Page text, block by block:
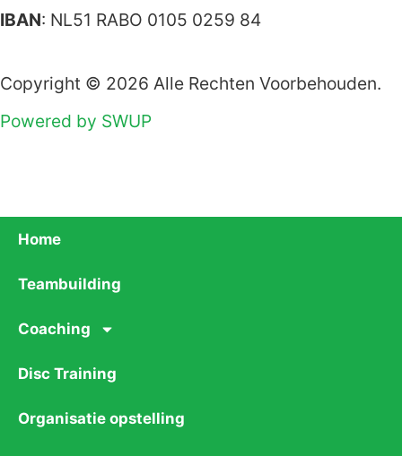
IBAN: NL51 RABO 0105 0259 84
Copyright © 2026 Alle Rechten Voorbehouden.
Powered by SWUP
Home
Teambuilding
Coaching
Disc Training
Organisatie opstelling